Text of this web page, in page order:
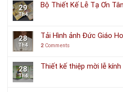
29
Th4
Bộ Thiết Kế Lễ Tạ Ơn
28
Th4
Tải Hình ảnh Đức Giáo
2Comments
28
Th4
Thiết kế thiệp mời lễ